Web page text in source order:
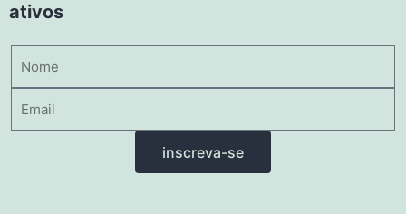
ativos
inscreva-se